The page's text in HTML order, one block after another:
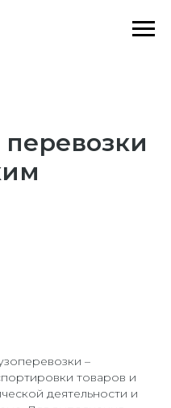
–
товаров и
деятельности и